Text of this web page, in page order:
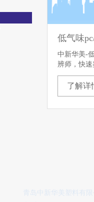
低气味
中新华美-
辨师，快
了解详
青岛中新华美塑料有限